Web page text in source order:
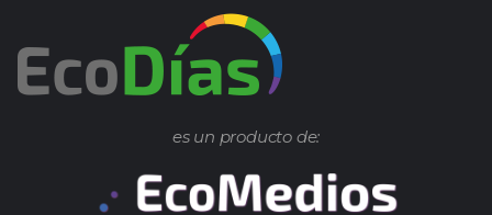
es un producto de: